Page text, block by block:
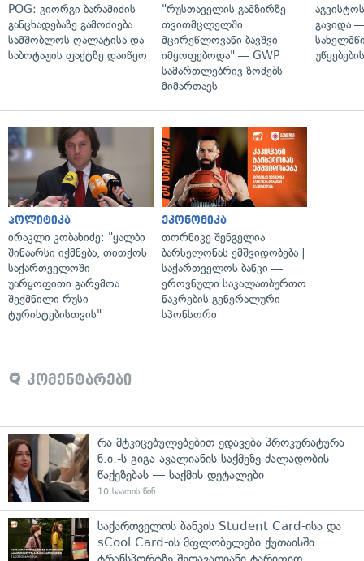
POG: გიორგი ბარამიძის
განცხადებაზე გამოძიება
სამშობლოს ღალატისა და
საბოტაჟის ფაქტზე დაიწყო
"რუსთაველის გამზირზე
თვითმცლელში
მცირეწლოვანი ბავშვი
იმყოფებოდა" — GWP
სამართლებრივ ზომებს
მიმართავს
გავიდა
პოლიტიკა
ირაკლი კობახიძე: "ყალბი
შინაარსი იქმნება, თითქოს
საქართველოში
უარყოფითი გარემოა
შექმნილი რუსი
ტურისტებისთვის"
ეკონომიკა
თორნიკე შენგელია
ბარსელონას ემშვიდობება |
საქართველოს ბანკი —
ეროვნული საკალათბურთო
ნაკრების გენერალური
სპონსორი
კომენტარები
რა მტკიცებულებებით ედავება პროკურატურა
ნ.ი.-ს გიგა ავალიანის საქმეზე ძალადობის
წაქეზებას — საქმის დეტალები
10 საათის წინ
საქართველოს ბანკის Student Card-ისა და
sCool Card-ის მფლობელები ქუთაისში